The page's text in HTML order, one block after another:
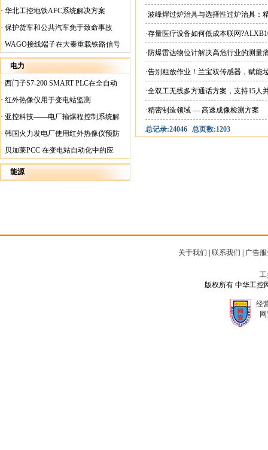
应用
· 华北工控地铁AFC系统解决方案
· 保护货车和公共汽车免于致命事故
· WAGO接线端子在大秦重载铁路信号
楼设备中的应用
电力
· 西门子S7-200 SMART PLC在全自动
蓄电池短路内阻检测机上的应用
· 红外热像仪用于变电站监测
· 亚控科技——电厂输煤程控制系统解
决方案
· 韩国火力发电厂使用红外热像仪预防
火灾
· 贝加莱PCC 在变电站自动化中的应
用
能源
·波峰焊过炉治具与选择性过炉治具：
·存量医疗设备如何低成本联网
·防爆雷达物位计解决高危行业的测量
·告别粗放作业！兰宝双传感器，赋能
·全双工无线多方通话方案，支持15人
·精密制造领域 — 高速成像检测方案
总记录:24046 总页数:1203
关于我们 联系我们 广告
工
版权所有 中华工控
经